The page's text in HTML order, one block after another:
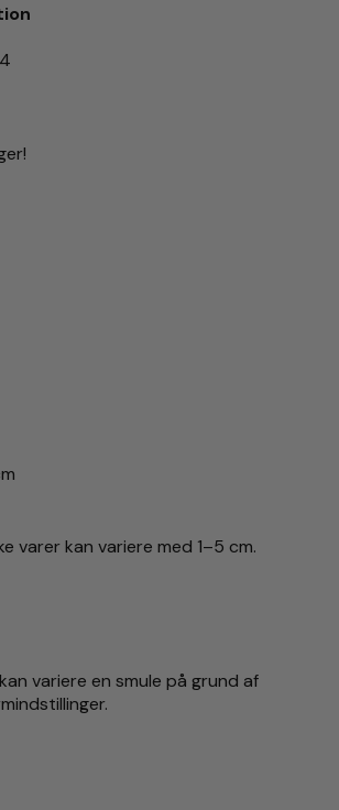
varer kan variere med 1–5 cm.
variere en smule på grund af